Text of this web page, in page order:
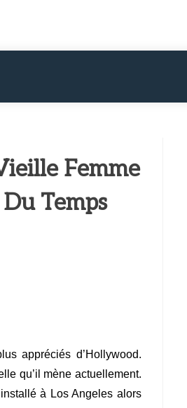
Femme
Temps
appréciés d’Hollywood.
qu’il mène actuellement.
à Los Angeles alors